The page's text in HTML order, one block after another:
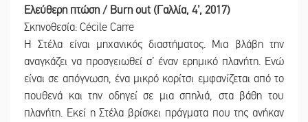
Ελεύθερη πτώση / Burn out (Γαλλία, 4’, 2017)
Σκηνοθεσία: Cécile Carre
Η Στέλα είναι μηχανικός διαστήματος. Μια βλάβη την
αναγκάζει να προσγειωθεί σ’ έναν ερημικό πλανήτη. Ενώ
είναι σε απόγνωση, ένα μικρό κορίτσι εμφανίζεται από το
πουθενά και την οδηγεί σε μια σπηλιά, στα βάθη του
πλανήτη. Εκεί η Στέλα βρίσκει πράγματα που της ανήκαν